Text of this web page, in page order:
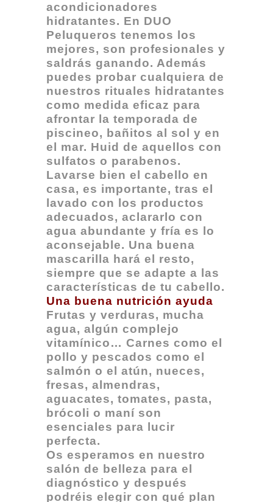
acondicionadores
hidratantes. En DUO
Peluqueros tenemos los
mejores, son profesionales y
saldrás ganando. Además
puedes probar cualquiera de
nuestros rituales hidratantes
como medida eficaz para
afrontar la temporada de
piscineo, bañitos al sol y en
el mar. Huid de aquellos con
sulfatos o parabenos.
Lavarse bien el cabello en
casa, es importante, tras el
lavado con los productos
adecuados, aclararlo con
agua abundante y fría es lo
aconsejable. Una buena
mascarilla hará el resto,
siempre que se adapte a las
características de tu cabello.
Una buena nutrición ayuda
Frutas y verduras, mucha
agua, algún complejo
vitamínico… Carnes como el
pollo y pescados como el
salmón o el atún, nueces,
fresas, almendras,
aguacates, tomates, pasta,
brócoli o maní son
esenciales para lucir
perfecta.
Os esperamos en nuestro
salón de belleza para el
diagnóstico y después
podréis elegir con qué plan